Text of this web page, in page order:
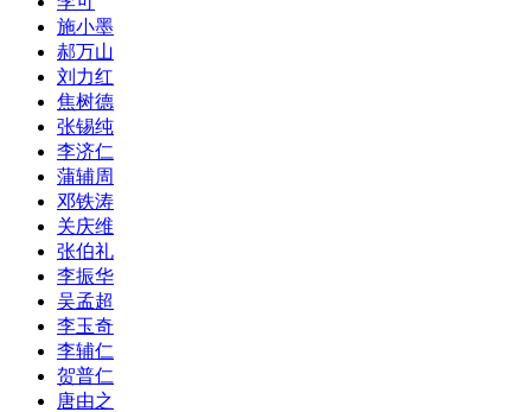
施小墨
郝万山
刘力红
焦树德
张锡纯
李济仁
蒲辅周
邓铁涛
关庆维
张伯礼
李振华
吴孟超
李玉奇
李辅仁
贺普仁
唐由之